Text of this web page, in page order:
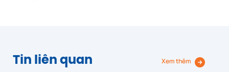
Tin liên quan Xem thêm